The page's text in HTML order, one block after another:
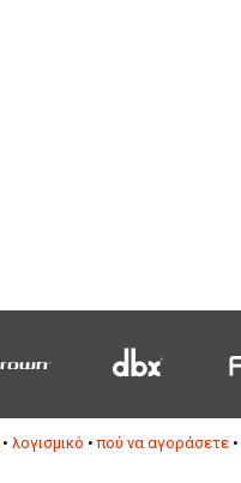
• λογισμικό •πού να αγοράσετε •